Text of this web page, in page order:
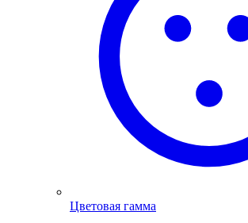
Цветовая гамма